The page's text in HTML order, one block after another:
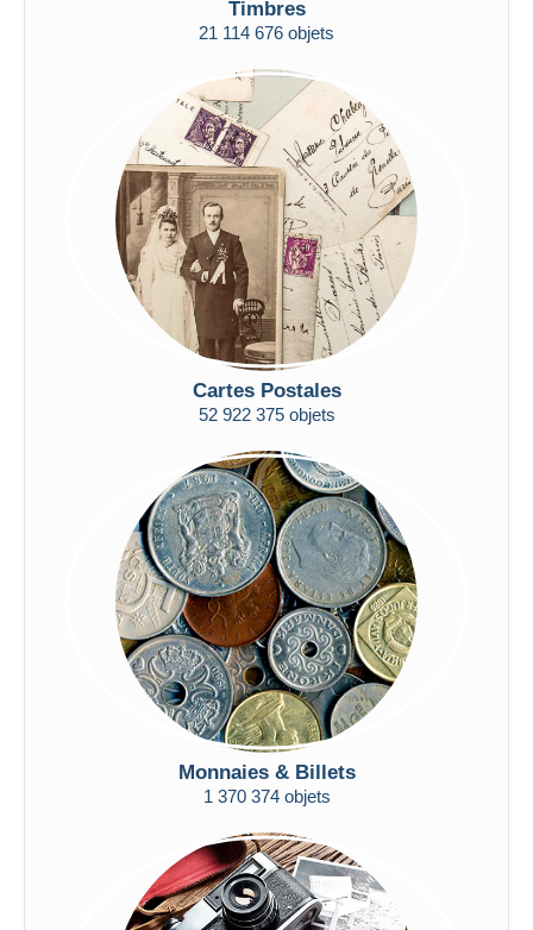
Uniquement en réduction
Livraison gratuite
Méthodes de paiement
Virement bancaire
Visa
Mastercard
Bancontact
iDeal
Maestro
Résidence du vendeur
Appliquer
Timbres
21 114 676 objets
Cartes Postales
52 922 375 objets
Monnaies & Billets
1 370 374 objets